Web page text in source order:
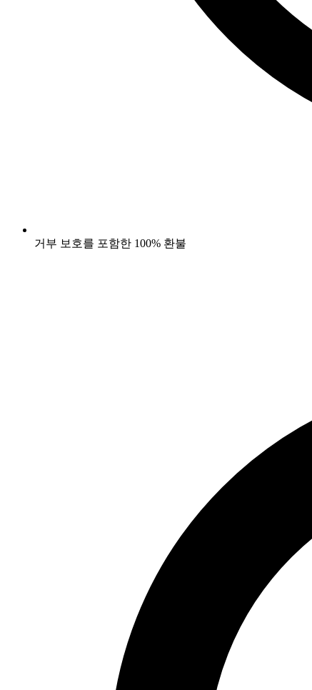
거부 보호를 포함한 100% 환불